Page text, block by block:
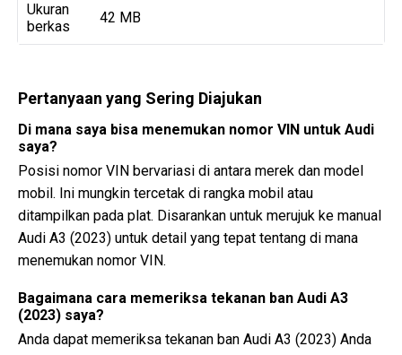
Ukuran
berkas
42 MB
Pertanyaan yang Sering Diajukan
Di mana saya bisa menemukan nomor VIN untuk Audi
saya?
Posisi nomor VIN bervariasi di antara merek dan model
mobil. Ini mungkin tercetak di rangka mobil atau
ditampilkan pada plat. Disarankan untuk merujuk ke manual
Audi A3 (2023) untuk detail yang tepat tentang di mana
menemukan nomor VIN.
Bagaimana cara memeriksa tekanan ban Audi A3
(2023) saya?
Anda dapat memeriksa tekanan ban Audi A3 (2023) Anda